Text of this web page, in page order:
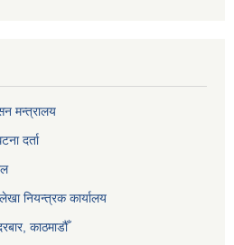
मन्त्रालय
दर्ता
नियन्त्रक कार्यालय
काठमाडौँ